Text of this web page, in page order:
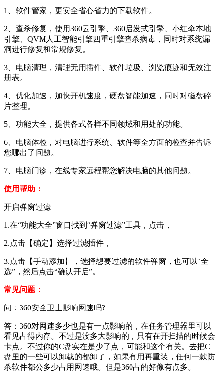
1、软件管家，更安全省心省力的下载软件。
2、查杀修复，使用360云引擎、360启发式引擎、小红伞本地
引擎、QVM人工智能引擎四重引擎查杀病毒，同时对系统漏
洞进行修复和常规修复。
3、电脑清理，清理无用插件、软件垃圾、浏览痕迹和无效注
册表。
4、优化加速，加快开机速度，硬盘智能加速，同时对磁盘碎
片整理。
5、功能大全，提供各式各样不同领域和用处的功能。
6、电脑体检，对电脑进行系统、软件等全方面的检查并告诉
您哪出了问题。
7、电脑门诊，在线专家远程帮您解决电脑的其他问题。
使用帮助：
开启弹窗过滤
1.在“功能大全”窗口找到“弹窗过滤”工具，点击，
2.点击【确定】选择过滤插件，
3.点击【手动添加】，选择想要过滤的软件弹窗，也可以“全
选”，然后点击“确认开启”。
常见问题：
问：360安全卫士影响网速吗?
答：360对网速多少也是有一点影响的，在任务管理器里可以
看见占得内存。不过是没多大影响的，只有在开扫描的时候会
卡点。不过你的C盘实在是少了点，可能和这个有关。去把C
盘里的一些可以卸载的都卸了，如果有用再重装，任何一款防
杀软件都公多少占用网速哦。但是360占的好像有点多。